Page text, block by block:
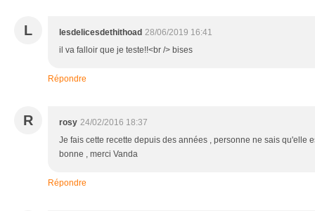
L lesdelicesdethithoad 28/06/2019 16:41
il va falloir que je teste!!<br /> bises
Répondre
R rosy 24/02/2016 18:37
Je fais cette recette depuis des années , personne ne sais qu'elle
bonne , merci Vanda
Répondre